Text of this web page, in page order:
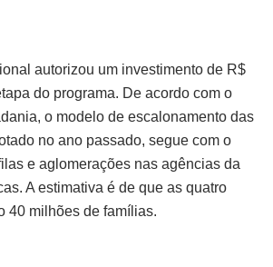
autorizou um investimento de R$
do programa. De acordo com o
o modelo de escalonamento das
no ano passado, segue com o
e aglomerações nas agências da
A estimativa é de que as quatro
40 milhões de famílias.